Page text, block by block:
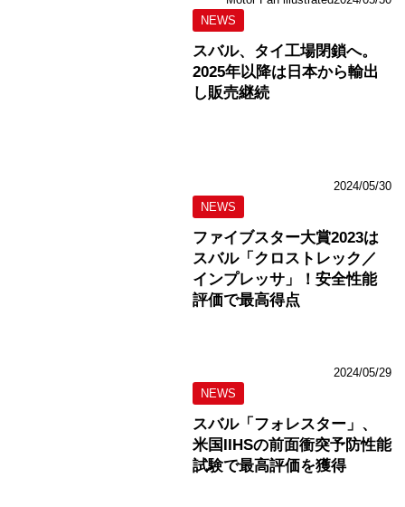
NEWS
スバル、タイ工場閉鎖へ。
2025年以降は日本から輸出
し販売継続
2024/05/30
NEWS
ファイブスター大賞2023は
スバル「クロストレック／
インプレッサ」！安全性能
評価で最高得点
2024/05/29
NEWS
スバル「フォレスター」、
米国IIHSの前面衝突予防性能
試験で最高評価を獲得